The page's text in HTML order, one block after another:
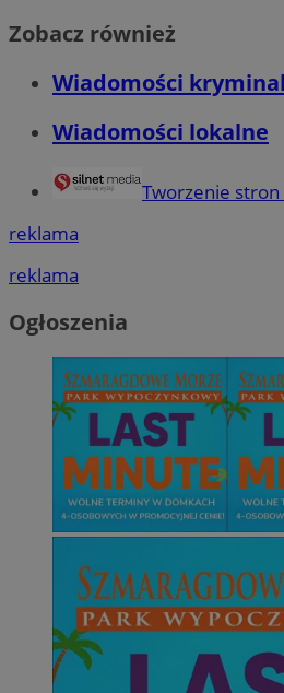
Zobacz również
Wiadomości
Wiadomości lokalne
Tworzenie stron
reklama
reklama
Ogłoszenia